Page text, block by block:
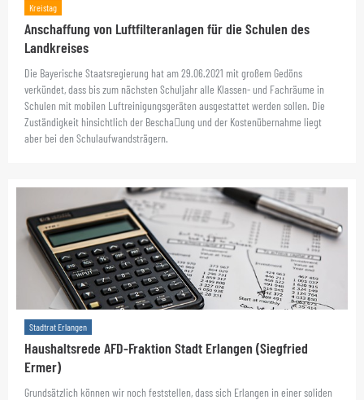
Kreistag
Anschaffung von Luftfilteranlagen für die Schulen des
Landkreises
Die Bayerische Staatsregierung hat am 29.06.2021 mit großem Gedöns
verkündet, dass bis zum nächsten Schuljahr alle Klassen- und Fachräume in
Schulen mit mobilen Luftreinigungsgeräten ausgestattet werden sollen. Die
Zuständigkeit hinsichtlich der Bescha􀀁ung und der Kostenübernahme liegt
aber bei den Schulaufwandsträgern.
Stadtrat Erlangen
Haushaltsrede AFD-Fraktion Stadt Erlangen (Siegfried
Ermer)
Grundsätzlich können wir noch feststellen, dass sich Erlangen in einer soliden